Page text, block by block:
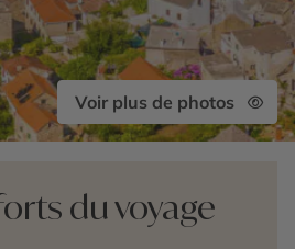
Voir plus de photos
du voyage